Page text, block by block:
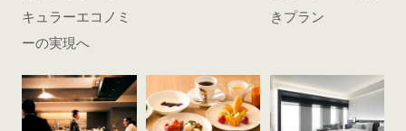
キュラーエコノミ
ーの実現へ
きプラン